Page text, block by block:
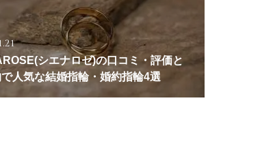
シエナロゼ)の口コミ・評価と
人気な結婚指輪・婚約指輪4選